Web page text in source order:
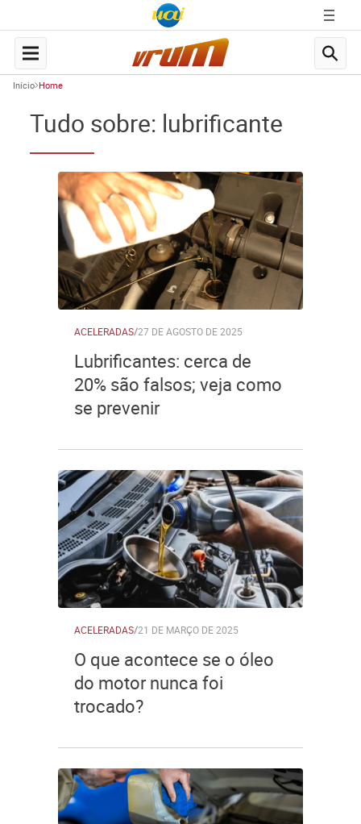
Início Home
Tudo sobre: lubrificante
ACELERADAS/27 DE AGOSTO DE 2025
Lubrificantes: cerca de
20% são falsos; veja como
se prevenir
ACELERADAS/21 DE MARÇO DE 2025
O que acontece se o óleo
do motor nunca foi
trocado?